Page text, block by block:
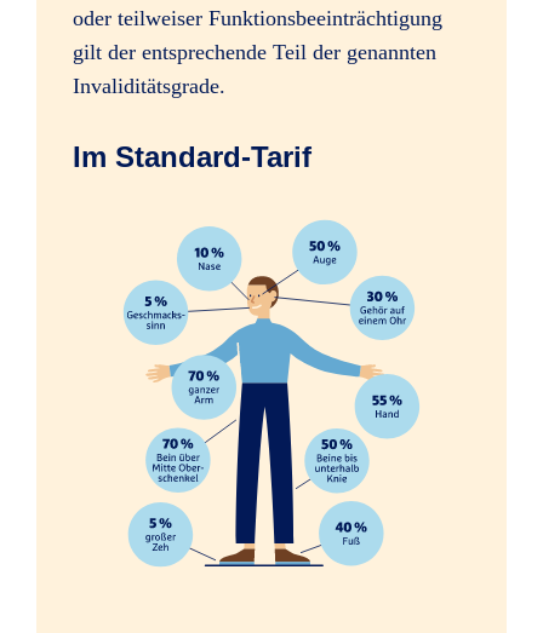
Sofortleistung bei schweren
Verletzungen, z.B. Amputation einer
ab 35 %
Psychologische Beratung nach
schweren Unfällen
Folgen psychischer und nervöser
Störungen
oder teilweiser Funktionsbeeinträchtigung
gilt der entsprechende Teil der genannten
Invaliditätsgrade.
Im Standard-Tarif